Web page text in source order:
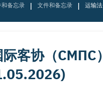
和备忘录 | 文件和备忘录 | 运输法
际客协（СМПС）